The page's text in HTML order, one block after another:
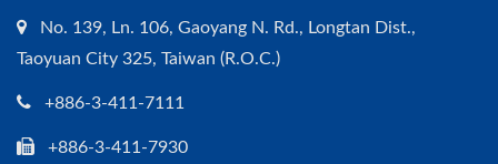
No. 139, Ln. 106, Gaoyang N. Rd., Longtan Dist.,
Taoyuan City 325, Taiwan (R.O.C.)
+886-3-411-7111
+886-3-411-7930